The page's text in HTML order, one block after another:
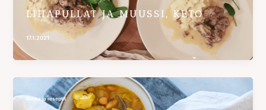
LIHAPULLAT JA MUUSSI, KETO
17.1.2021
Ruoka ja reseptit